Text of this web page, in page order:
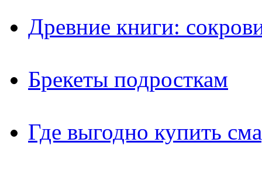
Древние книги:
Брекеты подросткам
Где выгодно купить